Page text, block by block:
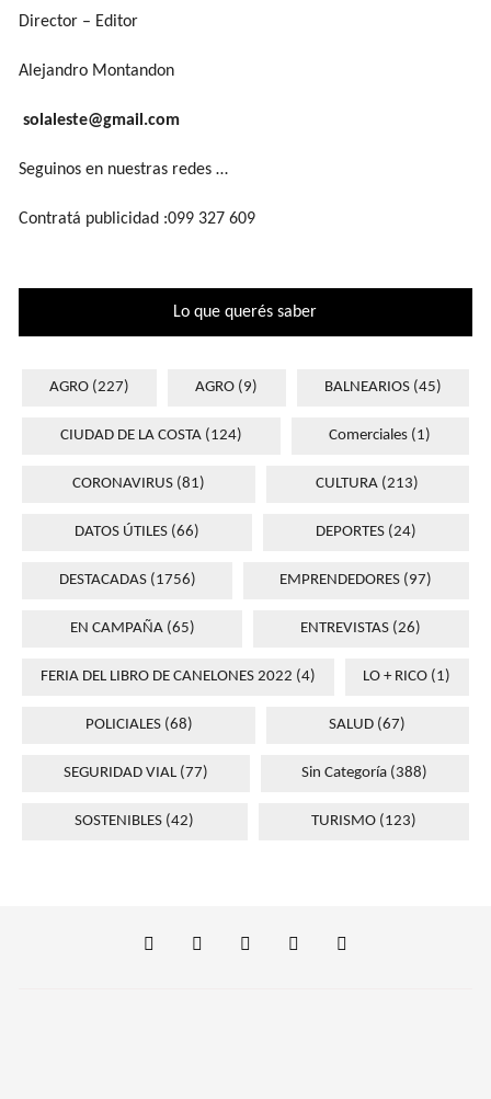
Director – Editor
Alejandro Montandon
solaleste@gmail.com
Seguinos en nuestras redes …
Contratá publicidad :099 327 609
Lo que querés saber
AGRO (227) AGRO (9) BALNEARIOS(45)
CIUDAD DE LA COSTA(124) Comerciales (1)
CORONAVIRUS(81) CULTURA (213)
DATOS ÚTILES (66) DEPORTES(24)
DESTACADAS(1756) EMPRENDEDORES (97)
EN CAMPAÑA(65) ENTREVISTAS (26)
FERIA DEL LIBRO DE CANELONES 2022 (4) LO + RICO (1)
POLICIALES(68) SALUD (67)
SEGURIDAD VIAL(77) Sin Categoría (388)
SOSTENIBLES (42) TURISMO(123)